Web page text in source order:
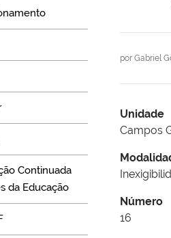
Continuada
da Educação
por Gabriel
Unidade
Campos
Número
16